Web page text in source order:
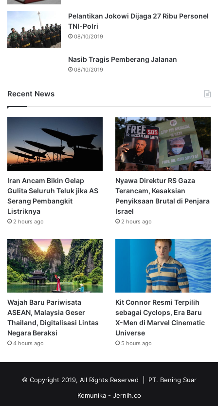
Pelantikan Jokowi Dijaga 27 Ribu Personel
TNI-Polri
08/10/2019
Nasib Tragis Pemberang Jalanan
08/10/2019
Recent News
Iran Ancam Bikin Gelap
Gulita Seluruh Teluk jika AS
Serang Pembangkit
Listriknya
2 hours ago
Nyawa Direktur RS Gaza
Terancam, Kesaksian
Penyiksaan Brutal di Penjara
Israel
2 hours ago
Wajah Baru Pariwisata
ASEAN, Malaysia Geser
Thailand, Digitalisasi Lintas
Negara Beraksi
4 hours ago
Kit Connor Resmi Terpilih
sebagai Cyclops, Era Baru
X-Men di Marvel Cinematic
Universe
5 hours ago
© Copyright 2019, All Rights Reserved | PT. Bening Suar
Komunika - Jernih.co